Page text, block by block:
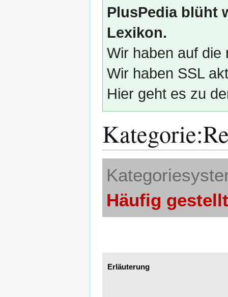
PlusPedia blüht
Lexikon.
Wir haben auf die
Wir haben SSL
Hier geht es zu
Kategorie:
Navigation
Suche
Häufig
Erläuterung